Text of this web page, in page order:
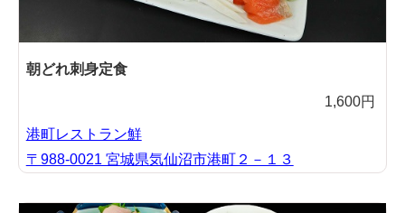
朝どれ刺身定食
1,600円
港町レストラン鮮
〒988-0021 宮城県気仙沼市港町２－１３